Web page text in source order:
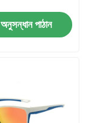
অনুসন্ধান পাঠান